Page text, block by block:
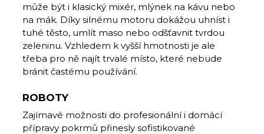
může být i klasický mixér, mlýnek na kávu nebo
na mák. Díky silnému motoru dokážou uhníst i
tuhé těsto, umlít maso nebo odšťavnit tvrdou
zeleninu. Vzhledem k vyšší hmotnosti je ale
třeba pro ně najít trvalé místo, které nebude
bránit častému používání.
ROBOTY
Zajímavé možnosti do profesionální i domácí
přípravy pokrmů přinesly sofistikované